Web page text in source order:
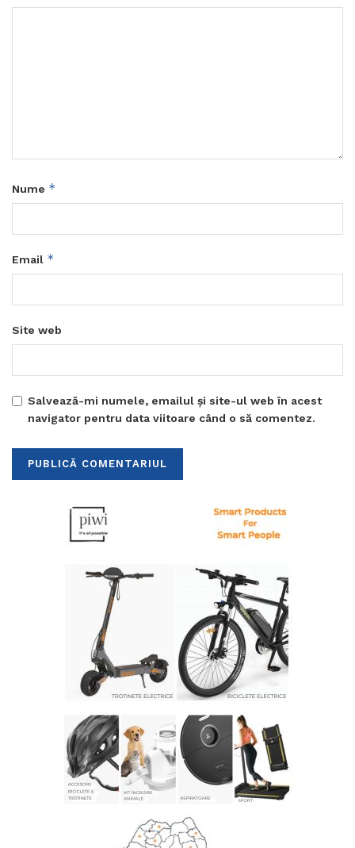
Nume *
Email *
Site web
Salvează-mi numele, emailul și site-ul web în acest
navigator pentru data viitoare când o să comentez.